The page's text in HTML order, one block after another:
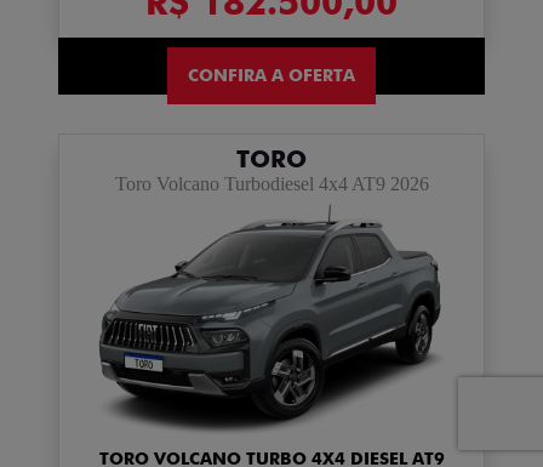
CONFIRA A OFERTA
TORO
Toro Volcano Turbodiesel 4x4 AT9 2026
TORO VOLCANO TURBO 4X4 DIESEL AT9